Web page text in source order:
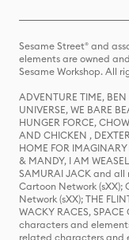
Sesame Street® and
elements are owned
Sesame Workshop. All
ADVENTURE TIME, BEN
UNIVERSE, WE BARE
HUNGER FORCE,
AND CHICKEN ,
HOME FOR IMAGINARY
& MANDY, I AM
SAMURAI JACK and
Cartoon Network (sXX);
Network (sXX); THE
WACKY RACES,
characters and
related characters and